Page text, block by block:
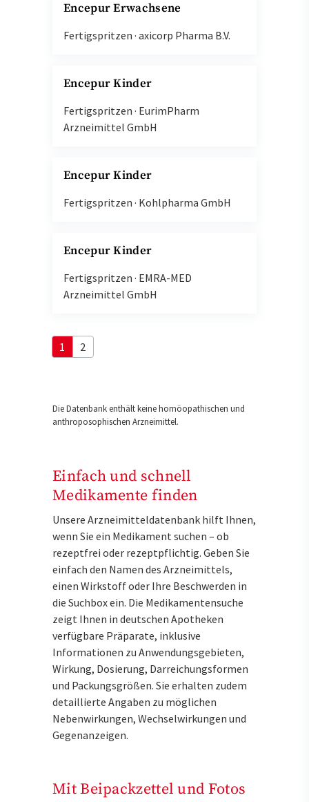
Encepur Erwachsene
Fertigspritzen · axicorp Pharma B.V.
Encepur Kinder
Fertigspritzen · EurimPharm
Arzneimittel GmbH
Encepur Kinder
Fertigspritzen · Kohlpharma GmbH
Encepur Kinder
Fertigspritzen · EMRA-MED
Arzneimittel GmbH
1 2
Die Datenbank enthält keine homöopathischen und
anthroposophischen Arzneimittel.
Einfach und schnell
Medikamente finden
Unsere Arzneimitteldatenbank hilft Ihnen,
wenn Sie ein Medikament suchen – ob
rezeptfrei oder rezeptpflichtig. Geben Sie
einfach den Namen des Arzneimittels,
einen Wirkstoff oder Ihre Beschwerden in
die Suchbox ein. Die Medikamentensuche
zeigt Ihnen in deutschen Apotheken
verfügbare Präparate, inklusive
Informationen zu Anwendungsgebieten,
Wirkung, Dosierung, Darreichungsformen
und Packungsgrößen. Sie erhalten zudem
detaillierte Angaben zu möglichen
Nebenwirkungen, Wechselwirkungen und
Gegenanzeigen.
Mit Beipackzettel und Fotos